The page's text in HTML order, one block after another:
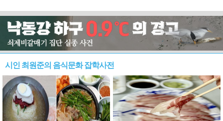
시인 최원준의 음식문화 잡학사전